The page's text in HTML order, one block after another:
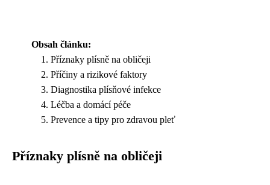
Obsah článku:
Příznaky plísně na obličeji
Příčiny a rizikové faktory
Diagnostika plísňové infekce
Léčba a domácí péče
Prevence a tipy pro zdravou pleť
Příznaky plísně na obličeji